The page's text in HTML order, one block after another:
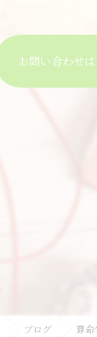
お問い合わせ
ブログ 算